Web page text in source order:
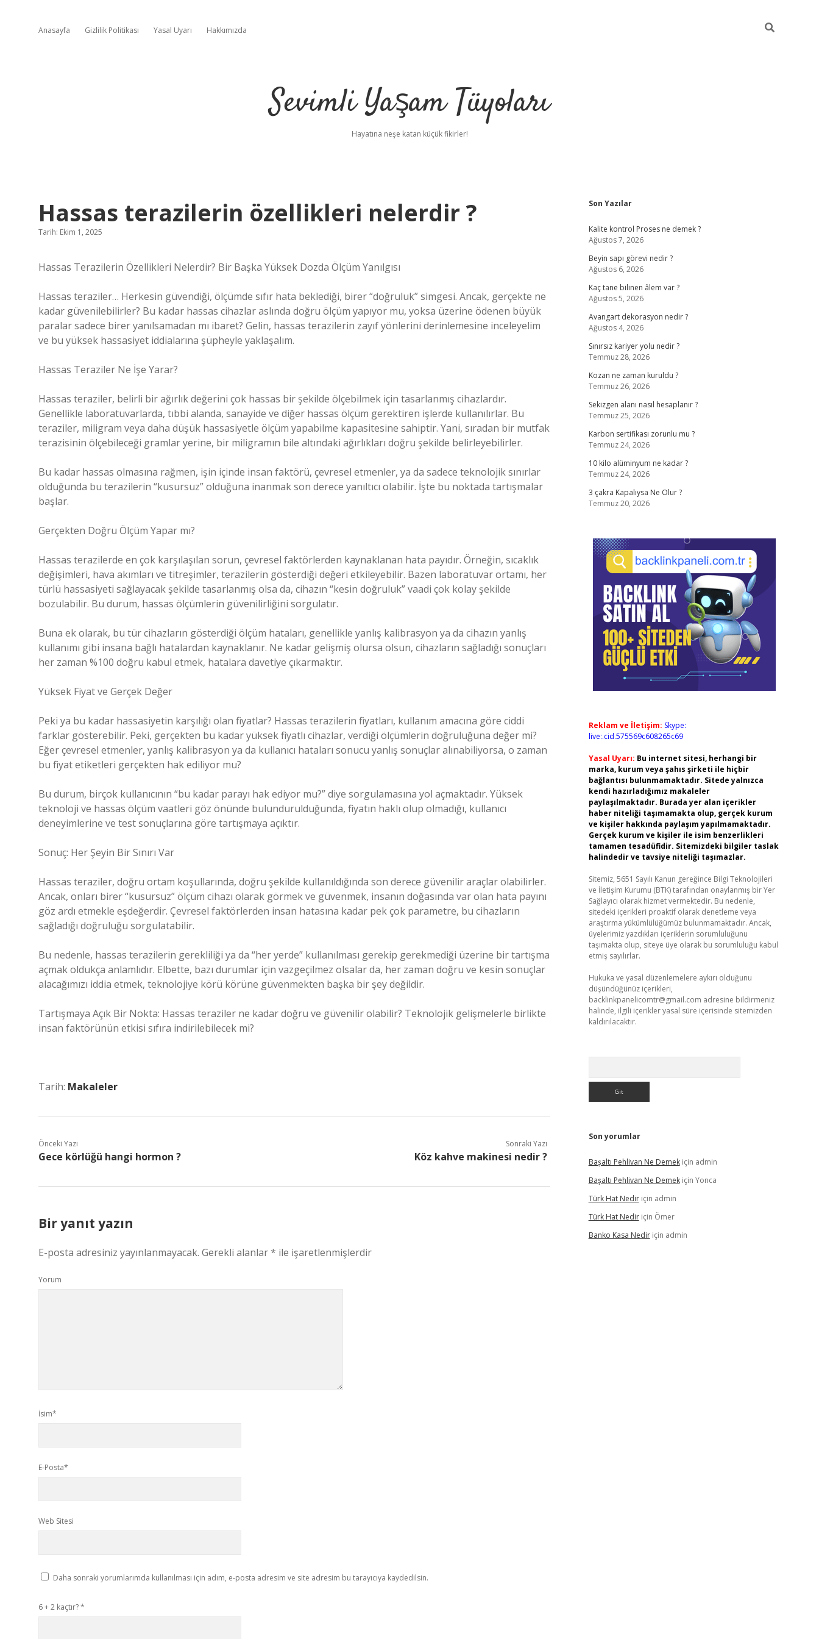
Anasayfa Gizlilik Politikası Yasal Uyarı Hakkımızda
Sevimli Yaşam Tüyoları
Hayatına neşe katan küçük fikirler!
Hassas terazilerin özellikleri nelerdir ?
Tarih: Ekim 1, 2025
Hassas Terazilerin Özellikleri Nelerdir? Bir Başka Yüksek Dozda Ölçüm Yanılgısı
Hassas teraziler… Herkesin güvendiği, ölçümde sıfır hata beklediği, birer “doğruluk” simgesi. Ancak, gerçekte ne
kadar güvenilebilirler? Bu kadar hassas cihazlar aslında doğru ölçüm yapıyor mu, yoksa üzerine ödenen büyük
paralar sadece birer yanılsamadan mı ibaret? Gelin, hassas terazilerin zayıf yönlerini derinlemesine inceleyelim
ve bu yüksek hassasiyet iddialarına şüpheyle yaklaşalım.
Hassas Teraziler Ne İşe Yarar?
Hassas teraziler, belirli bir ağırlık değerini çok hassas bir şekilde ölçebilmek için tasarlanmış cihazlardır.
Genellikle laboratuvarlarda, tıbbi alanda, sanayide ve diğer hassas ölçüm gerektiren işlerde kullanılırlar. Bu
teraziler, miligram veya daha düşük hassasiyetle ölçüm yapabilme kapasitesine sahiptir. Yani, sıradan bir mutfak
terazisinin ölçebileceği gramlar yerine, bir miligramın bile altındaki ağırlıkları doğru şekilde belirleyebilirler.
Bu kadar hassas olmasına rağmen, işin içinde insan faktörü, çevresel etmenler, ya da sadece teknolojik sınırlar
olduğunda bu terazilerin “kusursuz” olduğuna inanmak son derece yanıltıcı olabilir. İşte bu noktada tartışmalar
başlar.
Gerçekten Doğru Ölçüm Yapar mı?
Hassas terazilerde en çok karşılaşılan sorun, çevresel faktörlerden kaynaklanan hata payıdır. Örneğin, sıcaklık
değişimleri, hava akımları ve titreşimler, terazilerin gösterdiği değeri etkileyebilir. Bazen laboratuvar ortamı, her
türlü hassasiyeti sağlayacak şekilde tasarlanmış olsa da, cihazın “kesin doğruluk” vaadi çok kolay şekilde
bozulabilir. Bu durum, hassas ölçümlerin güvenilirliğini sorgulatır.
Buna ek olarak, bu tür cihazların gösterdiği ölçüm hataları, genellikle yanlış kalibrasyon ya da cihazın yanlış
kullanımı gibi insana bağlı hatalardan kaynaklanır. Ne kadar gelişmiş olursa olsun, cihazların sağladığı sonuçları
her zaman %100 doğru kabul etmek, hatalara davetiye çıkarmaktır.
Yüksek Fiyat ve Gerçek Değer
Peki ya bu kadar hassasiyetin karşılığı olan fiyatlar? Hassas terazilerin fiyatları, kullanım amacına göre ciddi
farklar gösterebilir. Peki, gerçekten bu kadar yüksek fiyatlı cihazlar, verdiği ölçümlerin doğruluğuna değer mi?
Eğer çevresel etmenler, yanlış kalibrasyon ya da kullanıcı hataları sonucu yanlış sonuçlar alınabiliyorsa, o zaman
bu fiyat etiketleri gerçekten hak ediliyor mu?
Bu durum, birçok kullanıcının “bu kadar parayı hak ediyor mu?” diye sorgulamasına yol açmaktadır. Yüksek
teknoloji ve hassas ölçüm vaatleri göz önünde bulundurulduğunda, fiyatın haklı olup olmadığı, kullanıcı
deneyimlerine ve test sonuçlarına göre tartışmaya açıktır.
Sonuç: Her Şeyin Bir Sınırı Var
Hassas teraziler, doğru ortam koşullarında, doğru şekilde kullanıldığında son derece güvenilir araçlar olabilirler.
Ancak, onları birer “kusursuz” ölçüm cihazı olarak görmek ve güvenmek, insanın doğasında var olan hata payını
göz ardı etmekle eşdeğerdir. Çevresel faktörlerden insan hatasına kadar pek çok parametre, bu cihazların
sağladığı doğruluğu sorgulatabilir.
Bu nedenle, hassas terazilerin gerekliliği ya da “her yerde” kullanılması gerekip gerekmediği üzerine bir tartışma
açmak oldukça anlamlıdır. Elbette, bazı durumlar için vazgeçilmez olsalar da, her zaman doğru ve kesin sonuçlar
alacağımızı iddia etmek, teknolojiye körü körüne güvenmekten başka bir şey değildir.
Tartışmaya Açık Bir Nokta: Hassas teraziler ne kadar doğru ve güvenilir olabilir? Teknolojik gelişmelerle birlikte
insan faktörünün etkisi sıfıra indirilebilecek mi?
Tarih: Makaleler
Önceki Yazı
Gece körlüğü hangi hormon ?
Sonraki Yazı
Köz kahve makinesi nedir ?
Bir yanıt yazın
E-posta adresiniz yayınlanmayacak. Gerekli alanlar* ile işaretlenmişlerdir
Yorum
İsim*
E-Posta*
Web Sitesi
Daha sonraki yorumlarımda kullanılması için adım, e-posta adresim ve site adresim bu tarayıcıya kaydedilsin.
6 + 2 kaçtır?*
Sidebar
Son Yazılar
Kalite kontrol Proses ne demek ?
Ağustos 7, 2026
Beyin sapı görevi nedir ?
Ağustos 6, 2026
Kaç tane bilinen âlem var ?
Ağustos 5, 2026
Avangart dekorasyon nedir ?
Ağustos 4, 2026
Sınırsız kariyer yolu nedir ?
Temmuz 28, 2026
Kozan ne zaman kuruldu ?
Temmuz 26, 2026
Sekizgen alanı nasıl hesaplanır ?
Temmuz 25, 2026
Karbon sertifikası zorunlu mu ?
Temmuz 24, 2026
10 kilo alüminyum ne kadar ?
Temmuz 24, 2026
3 çakra Kapalıysa Ne Olur ?
Temmuz 20, 2026
Reklam ve İletişim: Skype:
live:.cid.575569c608265c69
Yasal Uyarı: Bu internet sitesi, herhangi bir
marka, kurum veya şahıs şirketi ile hiçbir
bağlantısı bulunmamaktadır. Sitede yalnızca
kendi hazırladığımız makaleler
paylaşılmaktadır. Burada yer alan içerikler
haber niteliği taşımamakta olup, gerçek kurum
ve kişiler hakkında paylaşım yapılmamaktadır.
Gerçek kurum ve kişiler ile isim benzerlikleri
tamamen tesadüfidir. Sitemizdeki bilgiler taslak
halindedir ve tavsiye niteliği taşımazlar.
Sitemiz, 5651 Sayılı Kanun gereğince Bilgi Teknolojileri
ve İletişim Kurumu (BTK) tarafından onaylanmış bir Yer
Sağlayıcı olarak hizmet vermektedir. Bu nedenle,
sitedeki içerikleri proaktif olarak denetleme veya
araştırma yükümlülüğümüz bulunmamaktadır. Ancak,
üyelerimiz yazdıkları içeriklerin sorumluluğunu
taşımakta olup, siteye üye olarak bu sorumluluğu kabul
etmiş sayılırlar.
Hukuka ve yasal düzenlemelere aykırı olduğunu
düşündüğünüz içerikleri,
backlinkpanelicomtr@gmail.com adresine bildirmeniz
halinde, ilgili içerikler yasal süre içerisinde sitemizden
kaldırılacaktır.
Son yorumlar
Başaltı Pehlivan Ne Demekiçin admin
Başaltı Pehlivan Ne Demekiçin Yonca
Türk Hat Nediriçin admin
Türk Hat Nediriçin Ömer
Banko Kasa Nediriçin admin